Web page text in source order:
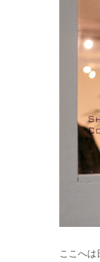
ここへ